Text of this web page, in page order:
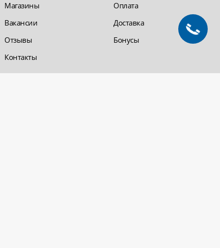
Магазины
Вакансии
Отзывы
Контакты
Оплата
Доставка
Бонусы
Обратная связь Компания «220 ВСЯ